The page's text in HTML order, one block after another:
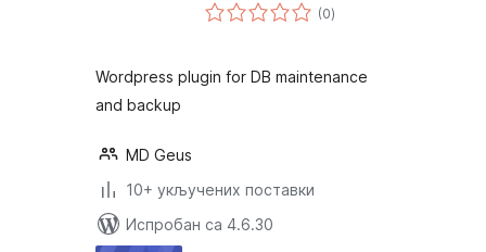
(0укупних
оцена
)
Wordpress plugin for DB maintenance
and backup
MD Geus
10+ укључених поставки
Испробан са 4.6.30